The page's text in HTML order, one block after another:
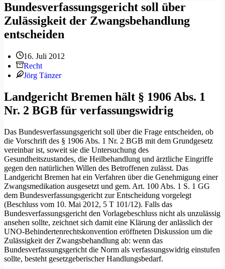
Bundesverfassungsgericht soll über
Zulässigkeit der Zwangsbehandlung
entscheiden
16. Juli 2012
Recht
Jörg Tänzer
Landgericht Bremen hält § 1906 Abs. 1
Nr. 2 BGB für verfassungswidrig
Das Bundesverfassungsgericht soll über die Frage entscheiden, ob
die Vorschrift des § 1906 Abs. 1 Nr. 2 BGB mit dem Grundgesetz
vereinbar ist, soweit sie die Untersuchung des
Gesundheitszustandes, die Heilbehandlung und ärztliche Eingriffe
gegen den natürlichen Willen des Betroffenen zulässt. Das
Landgericht Bremen hat ein Verfahren über die Genehmigung einer
Zwangsmedikation ausgesetzt und gem. Art. 100 Abs. 1 S. 1 GG
dem Bundesverfassungsgericht zur Entscheidung vorgelegt
(Beschluss vom 10. Mai 2012, 5 T 101/12). Falls das
Bundesverfassungsgericht den Vorlagebeschluss nicht als unzulässig
ansehen sollte, zeichnet sich damit eine Klärung der anlässlich der
UNO-Behindertenrechtskonvention eröffneten Diskussion um die
Zulässigkeit der Zwangsbehandlung ab: wenn das
Bundesverfassungsgericht die Norm als verfassungswidrig einstufen
sollte, besteht gesetzgeberischer Handlungsbedarf.